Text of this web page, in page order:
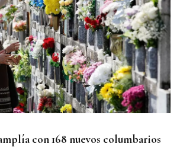
con 168 nuevos columbarios